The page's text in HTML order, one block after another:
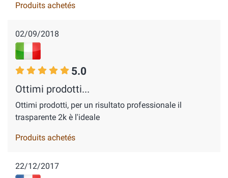
Produits achetés
02/09/2018
5.0
Ottimi prodotti...
Ottimi prodotti, per un risultato professionale il
trasparente 2k è l'ideale
Produits achetés
22/12/2017